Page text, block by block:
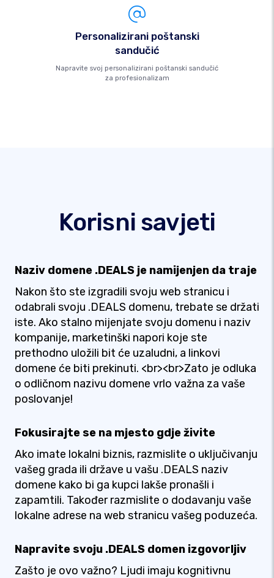
Personalizirani poštanski
sandučić
Napravite svoj personalizirani poštanski sandučić
za profesionalizam
Korisni savjeti
Naziv domene .DEALS je namijenjen da traje
Nakon što ste izgradili svoju web stranicu i
odabrali svoju .DEALS domenu, trebate se držati
iste. Ako stalno mijenjate svoju domenu i naziv
kompanije, marketinški napori koje ste
prethodno uložili bit će uzaludni, a linkovi
domene će biti prekinuti. <br><br>Zato je odluka
o odličnom nazivu domene vrlo važna za vaše
poslovanje!
Fokusirajte se na mjesto gdje živite
Ako imate lokalni biznis, razmislite o uključivanju
vašeg grada ili države u vašu .DEALS naziv
domene kako bi ga kupci lakše pronašli i
zapamtili. Također razmislite o dodavanju vaše
lokalne adrese na web stranicu vašeg poduzeća.
Napravite svoju .DEALS domen izgovorljiv
Zašto je ovo važno? Ljudi imaju kognitivnu